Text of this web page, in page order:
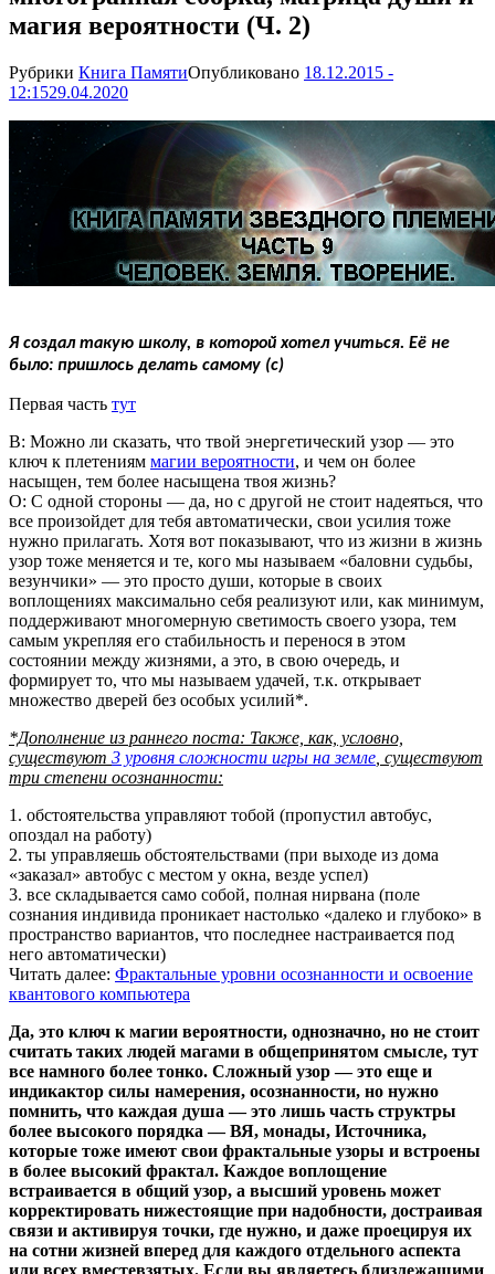
магия вероятности (Ч. 2)
Рубрики Книга ПамятиОпубликовано 18.12.2015 -
12:1529.04.2020
Я создал такую школу, в которой хотел учиться. Её не
было: пришлось делать самому (с)
Первая часть тут
В: Можно ли сказать, что твой энергетический узор — это
ключ к плетениям магии вероятности, и чем он более
насыщен, тем более насыщена твоя жизнь?
О: С одной стороны — да, но с другой не стоит надеяться, что
все произойдет для тебя автоматически, свои усилия тоже
нужно прилагать. Хотя вот показывают, что из жизни в жизнь
узор тоже меняется и те, кого мы называем «баловни судьбы,
везунчики» — это просто души, которые в своих
воплощениях максимально себя реализуют или, как минимум,
поддерживают многомерную светимость своего узора, тем
самым укрепляя его стабильность и перенося в этом
состоянии между жизнями, а это, в свою очередь, и
формирует то, что мы называем удачей, т.к. открывает
множество дверей без особых усилий*.
*Дополнение из раннего поста: Также, как, условно,
существуют 3 уровня сложности игры на земле , существуют
три степени осознанности:
1. обстоятельства управляют тобой (пропустил автобус,
опоздал на работу)
2. ты управляешь обстоятельствами (при выходе из дома
«заказал» автобус с местом у окна, везде успел)
3. все складывается само собой, полная нирвана (поле
сознания индивида проникает настолько «далеко и глубоко» в
пространство вариантов, что последнее настраивается под
него автоматически)
Читать далее: Фрактальные уровни осознанности и освоение
квантового компьютера
Да, это ключ к магии вероятности, однозначно, но не стоит
считать таких людей магами в общепринятом смысле, тут
все намного более тонко. Сложный узор — это еще и
индикактор силы намерения, осознанности, но нужно
помнить, что каждая душа — это лишь часть структры
более высокого порядка — ВЯ, монады, Источника,
которые тоже имеют свои фрактальные узоры и встроены
в более высокий фрактал. Каждое воплощение
встраивается в общий узор, а высший уровень может
корректировать нижестоящие при надобности, достраивая
связи и активируя точки, где нужно, и даже проецируя их
на сотни жизней вперед для каждого отдельного аспекта
или всех вместевзятых. Если вы являетесь близлежащими